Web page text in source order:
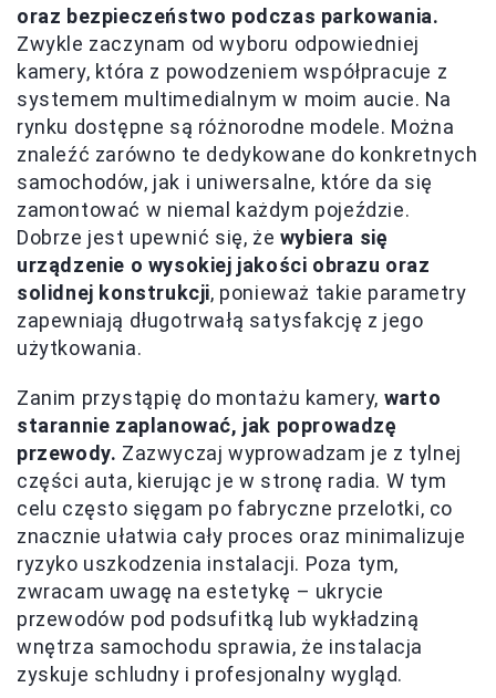
oraz bezpieczeństwo podczas parkowania.
Zwykle zaczynam od wyboru odpowiedniej
kamery, która z powodzeniem współpracuje z
systemem multimedialnym w moim aucie. Na
rynku dostępne są różnorodne modele. Można
znaleźć zarówno te dedykowane do konkretnych
samochodów, jak i uniwersalne, które da się
zamontować w niemal każdym pojeździe.
Dobrze jest upewnić się, że wybiera się
urządzenie o wysokiej jakości obrazu oraz
solidnej konstrukcji, ponieważ takie parametry
zapewniają długotrwałą satysfakcję z jego
użytkowania.
Zanim przystąpię do montażu kamery, warto
starannie zaplanować, jak poprowadzę
przewody. Zazwyczaj wyprowadzam je z tylnej
części auta, kierując je w stronę radia. W tym
celu często sięgam po fabryczne przelotki, co
znacznie ułatwia cały proces oraz minimalizuje
ryzyko uszkodzenia instalacji. Poza tym,
zwracam uwagę na estetykę – ukrycie
przewodów pod podsufitką lub wykładziną
wnętrza samochodu sprawia, że instalacja
zyskuje schludny i profesjonalny wygląd.